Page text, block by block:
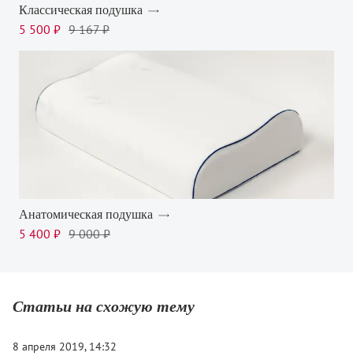
Классическая подушка
5 500 ₽ 9 167 ₽
Анатомическая подушка
5 400 ₽ 9 000 ₽
Статьи на схожую тему
8 апреля 2019, 14:32